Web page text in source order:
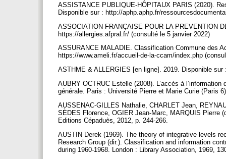
ASSISTANCE PUBLIQUE-HÔPITAUX PARIS (2020).
Disponible sur : http://aphp.aphp.fr/
ASSOCIATION FRANÇAISE POUR LA PREVENTION
https://allergies.afpral.fr/ (consulté le 5 janvier 2022)
ASSURANCE MALADIE. Classification Commune des
https://www.ameli.fr/accueil-de-la-ccam/index.php
ASTHME & ALLERGIES [en ligne]. 2019. Disponible
AUBRY OCTRUC Estelle (2008). L’accès à
générale. Paris : Université Pierre et Marie Curie (Paris
AUSSENAC-GILLES Nathalie, CHARLET Jean,
SÈDES Florence, OGIER Jean-Marc, MARQUIS Pierre
Editions Cépaduès, 2012, p. 244-266.
AUSTIN Derek (1969). The theory of integrative levels
Research Group (dir.). Classification and information
during 1960-1968. London : Library Association, 1969,